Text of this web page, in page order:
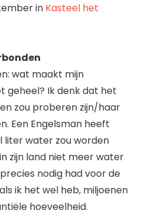
in Kasteel het
wat maakt mijn
geheel? Ik denk dat het
zou proberen zijn/haar
Een Engelsman heeft
liter water zou worden
zijn land niet meer water
nodig had voor de
ik het wel heb, miljoenen
hoeveelheid.